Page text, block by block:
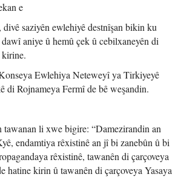
e
saziyên ewlehiyê destnîşan bikin ku
aniye û hemû çek û cebilxaneyên di
Ewlehiya Neteweyî ya Tirkiyeyê
di Rojnameya Fermî de bê weşandin.
tawanan li xwe bigire: “Damezirandin an
endamtiya rêxistinê an jî bi zanebûn û bi
rêxistinê, tawanên di çarçoveya
hatine kirin û tawanên di çarçoveya Yasaya